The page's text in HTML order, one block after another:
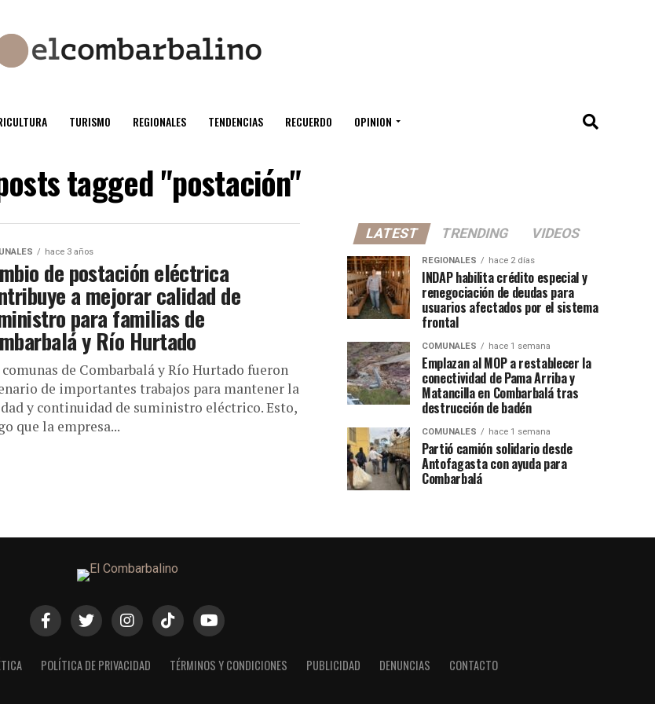
TURISMO REGIONALES TENDENCIAS RECUERDO OPINION
tagged "postación"
hace 3 años
de postación eléctrica
a mejorar calidad de
para familias de
y Río Hurtado
comunas de Combarbalá y Río Hurtado fueron
de importantes trabajos para mantener la
y continuidad de suministro eléctrico. Esto,
que la empresa...
LATEST TRENDING VIDEOS
REGIONALES hace 2 días
INDAP habilita crédito especial y
renegociación de deudas para
usuarios afectados por el sistema
frontal
COMUNALES hace 1 semana
Emplazan al MOP a restablecer la
conectividad de Pama Arriba y
Matancilla en Combarbalá tras
destrucción de badén
COMUNALES hace 1 semana
Partió camión solidario desde
Antofagasta con ayuda para
Combarbalá
POLÍTICA DE PRIVACIDAD TÉRMINOS Y CONDICIONES PUBLICIDAD DENUNCIAS CONTACTO